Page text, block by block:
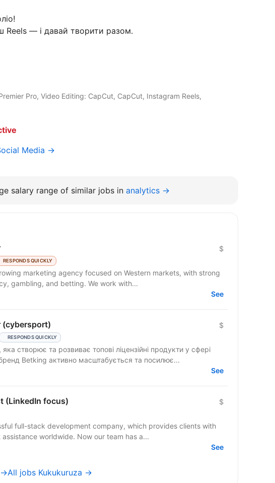
— і давай творити разом.
Pro, Video Editing: CapCut, CapCut, Instagram Reels,
Media →
salary range of similar jobs in analytics →
RESPONDS QUICKLY
$
gambling, and betting. We work with...
See
(cybersport)
RESPONDS QUICKLY
$
створює та розвиває топові ліцензійні продукти у сфері
Betking активно масштабується та посилює...
See
(LinkedIn focus) $
full-stack development company, which provides clients with
high-quality development assistance worldwide. Now our team has a...
See
→All jobs Kukukuruza →